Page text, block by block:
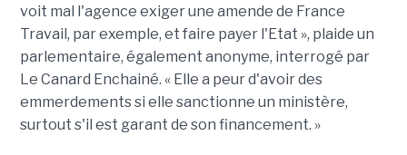
voit mal l'agence exiger une amende de France
Travail, par exemple, et faire payer l'Etat », plaide un
parlementaire, également anonyme, interrogé par
Le Canard Enchainé. « Elle a peur d'avoir des
emmerdements si elle sanctionne un ministère,
surtout s'il est garant de son financement. »